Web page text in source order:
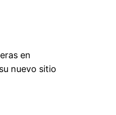
en
nuevo sitio